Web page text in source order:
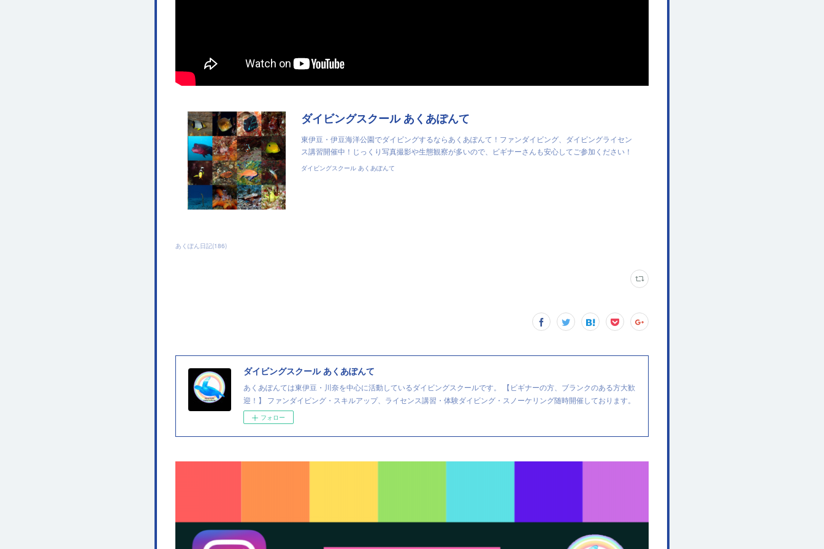
ダイビングスクール あくあぽんて
東伊豆・伊豆海洋公園でダイビングするならあくあぽんて！ファンダイビング、ダイビングライセン
ス講習開催中！じっくり写真撮影や生態観察が多いので、ビギナーさんも安心してご参加ください！
ダイビングスクール あくあぽんて
あくぽん日記(186)
ダイビングスクール あくあぽんて
あくあぽんては東伊豆・川奈を中心に活動しているダイビングスクールです。 【ビギナーの方、ブランクのある方大歓
迎！】 ファンダイビング・スキルアップ、ライセンス講習・体験ダイビング・スノーケリング随時開催しております。
フォロー